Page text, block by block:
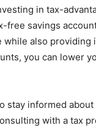
in tax-
free savings
also
you can lower
stay informed
with a tax